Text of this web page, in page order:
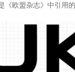
《欧盟杂志》中引用